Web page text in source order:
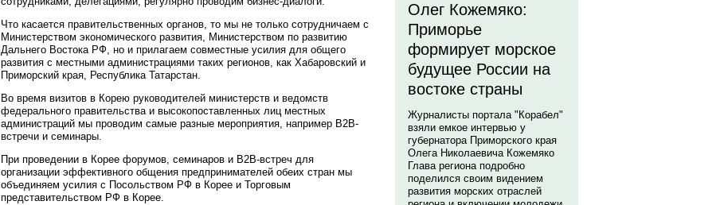
Что касается правительственных органов, то мы не только сотрудничаем с
Министерством экономического развития, Министерством по развитию
Дальнего Востока РФ, но и прилагаем совместные усилия для общего
развития с местными администрациями таких регионов, как Хабаровский и
Приморский края, Республика Татарстан.
Во время визитов в Корею руководителей министерств и ведомств
федерального правительства и высокопоставленных лиц местных
администраций мы проводим самые разные мероприятия, например B2B-
встречи и семинары.
При проведении в Корее форумов, семинаров и B2B-встреч для
организации эффективного общения предпринимателей обеих стран мы
объединяем усилия с Посольством РФ в Корее и Торговым
представительством РФ в Корее.
Олег Кожемяко:
Приморье
формирует морское
будущее России на
востоке страны
Журналисты портала "Корабел"
взяли емкое интервью у
губернатора Приморского края
Олега Николаевича Кожемяко
Глава региона подробно
поделился своим видением
развития морских отраслей